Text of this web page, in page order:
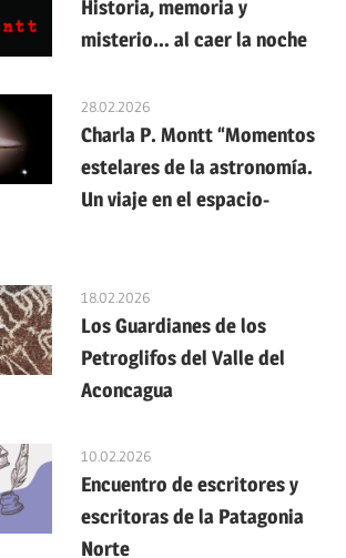
Historia, memoria y
misterio… al caer la noche
28.02.2026
Charla P. Montt “Momentos
estelares de la astronomía.
Un viaje en el espacio-
18.02.2026
Los Guardianes de los
Petroglifos del Valle del
Aconcagua
10.02.2026
Encuentro de escritores y
escritoras de la Patagonia
Norte